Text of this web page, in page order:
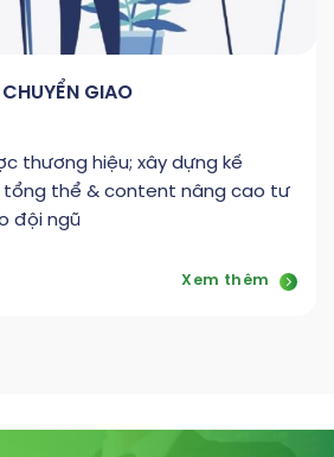
GIAO
thương hiệu; xây dựng kế
tổng thể & content nâng cao tư
đội ngũ
Xem thêm